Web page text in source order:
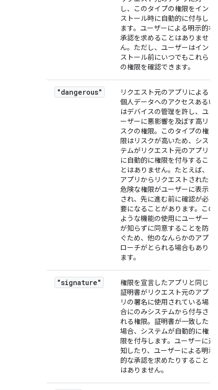
し、このタイプの権限をイン
ストール時に自動的に付与し
ます。ユーザーによる明示的な
承認を求めることはありませ
ん。ただし、ユーザーはイン
ストール前にいつでもこれら
の権限を確認できます。
"dangerous"
リクエスト元のアプリによる
個人データへのアクセスあるい
はデバイスの管理を許し、ユ
ーザーに悪影響を及ぼす高リ
スクの権限。このタイプの権
限はリスクが高いため、シス
テムがリクエスト元のアプリ
に自動的に権限を付与するこ
とはありません。たとえば、
アプリからリクエストされた
危険な権限がユーザーに表示
され、先に進む前に確認が必
要になることがあります。この
ような機能の使用にユーザー
が知らずに同意することを防
ぐため、他のなんらかのアプ
ローチがとられる場合もあり
ます。
"signature"
権限を宣言したアプリと同じ
証明書がリクエスト元のアプ
リの署名に使用されている場
合にのみシステムから付与さ
れる権限。証明書が一致した
場合、システムが自動的に権
限を付与します。ユーザーに通
知したり、ユーザーによる明示
的な承認を求めたりすること
はありません。